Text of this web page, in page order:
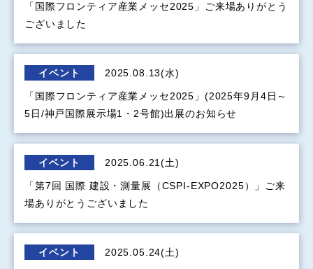
「国際フロンティア産業メッセ2025」ご来場ありがとう
ございました
イベント 2025.08.13(水)
「国際フロンティア産業メッセ2025」(2025年9月4日～
5日/神戸国際展示場1・2号館)出展のお知らせ
イベント 2025.06.21(土)
「第7回 国際 建設・測量展（CSPI-EXPO2025）」ご来
場ありがとうございました
イベント 2025.05.24(土)